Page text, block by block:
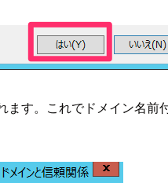
ます。これでドメイン名前